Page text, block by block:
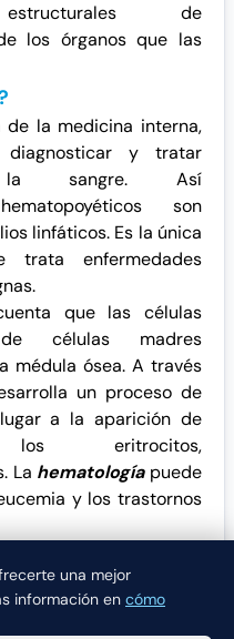
una mejor
información en cómo
de
los órganos que las
la medicina interna,
diagnosticar y tratar
la sangre. Así
hematopoyéticos son
linfáticos. Es la única
trata enfermedades
que las células
células madres
médula ósea. A través
un proceso de
a la aparición de
eritrocitos,
. La hematologíapuede
y los trastornos